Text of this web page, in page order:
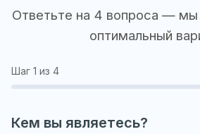
Ответьте на 4 вопроса —
оптимальный
Шаг 1 из 4
Кем вы являетесь?